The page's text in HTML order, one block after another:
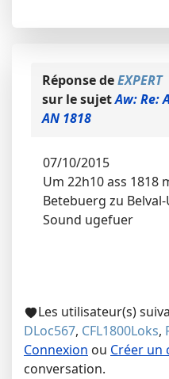
Réponse deEXPERT
sur le sujetAw: Re:
AN 1818
07/10/2015
Um 22h10 ass 1818
Betebuerg zu
Sound ugefuer
Les utilisateur(s)
DLoc567, CFL1800Loks,
Connexion ou Créer un
conversation.